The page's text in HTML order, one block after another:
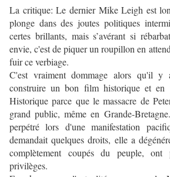
La critique: Le dernier Mike Leigh est
plonge dans des joutes politiques
certes brillants, mais s’avérant si
envie, c'est de piquer un roupillon en
fuir ce verbiage.
C'est vraiment dommage alors qu'il y
construire un bon film historique et en
Historique parce que le massacre de
grand public, même en Grande-
perpétré lors d'une manifestation
demandait quelques droits, elle a
complètement coupés du peuple,
privilèges.